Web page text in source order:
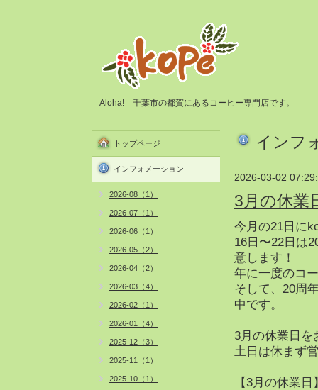
Aloha! 千葉市の都賀にあるコーヒー専門店です。
インフ
2026-03-02
3月の休業
今月の21日に
16日〜22日は
意します！
年に一度のコ
そして、20周
中です。
3月の休業日を
土日は休まず
【3月の休業日
トップページ
インフォメーション
2026-08（1）
2026-07（1）
2026-06（1）
2026-05（2）
2026-04（2）
2026-03（4）
2026-02（1）
2026-01（4）
2025-12（3）
2025-11（1）
2025-10（1）